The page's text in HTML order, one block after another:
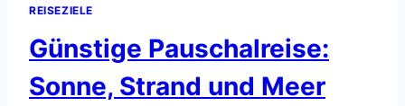
REISEZIELE
Günstige Pauschalreise:
Sonne, Strand und Meer